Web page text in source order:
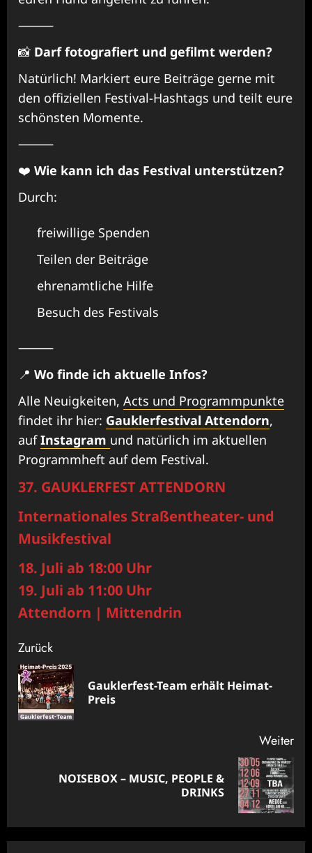
⸻
📸 Darf fotografiert und gefilmt werden?
Natürlich! Markiert eure Beiträge gerne mit
den offiziellen Festival-Hashtags und teilt eure
schönsten Momente.
⸻
❤️ Wie kann ich das Festival unterstützen?
Durch:
freiwillige Spenden
Teilen der Beiträge
ehrenamtliche Hilfe
Besuch des Festivals
⸻
📍 Wo finde ich aktuelle Infos?
Alle Neuigkeiten, Acts und Programmpunkte
findet ihr hier: Gauklerfestival Attendorn,
aufInstagram und natürlich im aktuellen
Programmheft auf dem Festival.
37. GAUKLERFEST ATTENDORN
Internationales Straßentheater- und
Musikfestival
18. Juli ab 18:00 Uhr
19. Juli ab 11:00 Uhr
Attendorn | Mittendrin
Beitragsnavigation
Zurück
Gauklerfest-Team erhält Heimat-
Preis
Weiter
NächsterNOISEBOX – MUSIC, PEOPLE &
DRINKS